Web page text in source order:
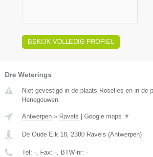
BEKIJK VOLLEDIG PROFIEL
Dre Weterings
Niet gevestigd in de plaats Roselies en in de
Henegouwen.
Antwerpen » Ravels Google maps ▼
De Oude Eik 18, 2380 Ravels (Antwerpen)
Tel: -, Fax: -, BTW-nr: -